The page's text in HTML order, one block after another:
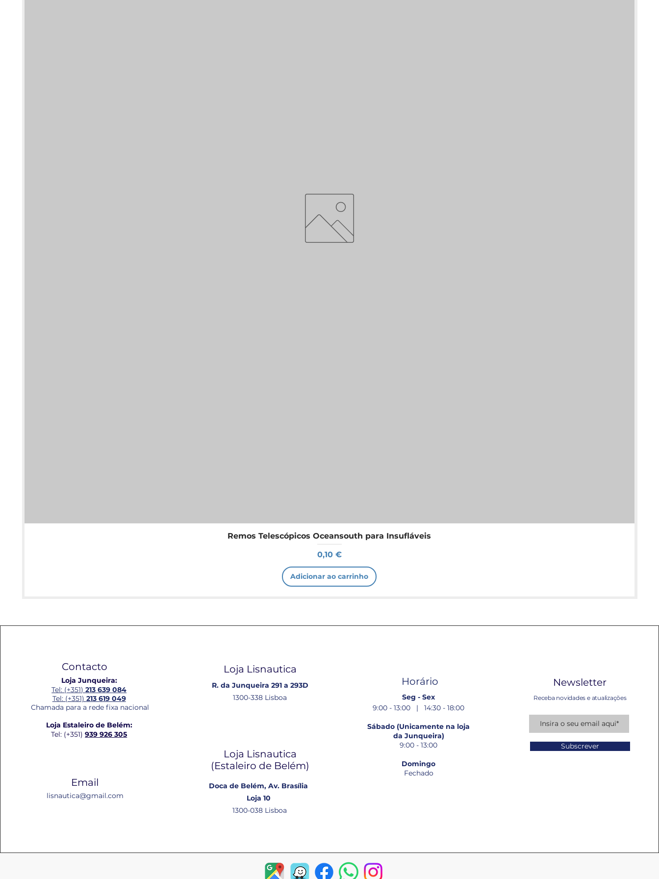
Remos Telescópicos Oceansouth para Insufláveis
Preço
0,10 €
Adicionar ao carrinho
Contacto
Loja Junqueira:
Tel: (+351)213 639 084
Tel: (+351) 213 619 049
Chamada para a rede fixa nacional
Loja Estaleiro de Belém:
Tel: (+351)939 926 305
Email
lisnautica@gmail.com
Loja Lisnautica
R. da Junqueira 291 a 293D
1300-338 Lisboa
Loja Lisnautica
(Estaleiro de Belém​)
Doca de Belém, Av. Brasília
Loja 10
1300-038 Lisboa
Horário
Seg - Sex
9:00 - 13:00 | 14:30 - 18:00
Sábado (Unicamente na loja
da Junqueira)
9:00 - 13:00
Domingo
Fechado
Newsletter
Receba novidades e atualizações
Subscrever